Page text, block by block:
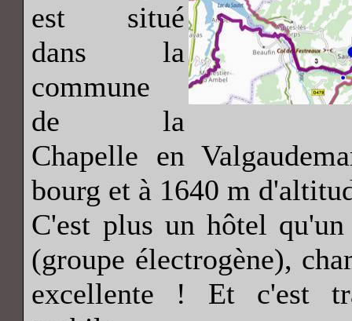
est situé
dans la
commune
de la
Chapelle en
bourg et à 1640 m
C'est plus un hôtel
(groupe électrogène),
excellente ! Et c'est